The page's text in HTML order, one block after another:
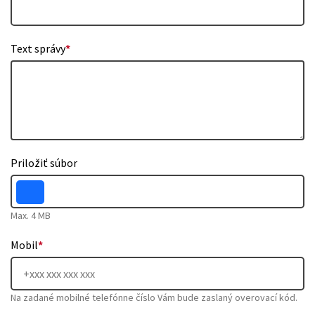
Text správy*
Priložiť súbor
Max. 4 MB
Mobil*
Na zadané mobilné telefónne číslo Vám bude zaslaný overovací kód.